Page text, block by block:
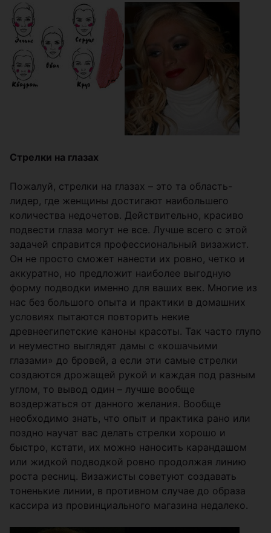
Стрелки на глазах
Пожалуй, стрелки на глазах – это та область-
лидер, где женщины достигают наибольшего
количества недочетов. Действительно, красиво
подвести глаза могут не все. Лучше всего с этой
задачей справится профессиональный визажист.
Он не просто сможет нанести их ровно, четко и
аккуратно, но предложит наиболее выгодную
форму подводки именно для ваших век. Многие из
нас без большого опыта и практики в домашних
условиях пытаются повторить некие
древнеегипетские каноны красоты. Так часто глупо
и неуместно выглядят дамы с «кошачьими
глазами» до бровей, а если эти самые стрелки
создаются дрожащей рукой и каждая под разным
углом, то вывод один – лучше вообще
воздержаться от данного желания. Вообще
необходимо знать, что опыт и практика рано или
поздно научат вас делать стрелки хорошо и
быстро, кстати, их можно наносить карандашом
или жидкой подводкой ровно продолжая линию
роста ресниц. Визажисты советуют создавать
тоненькие линии, в противном случае до образа
кассира из провинциального магазина недалеко.